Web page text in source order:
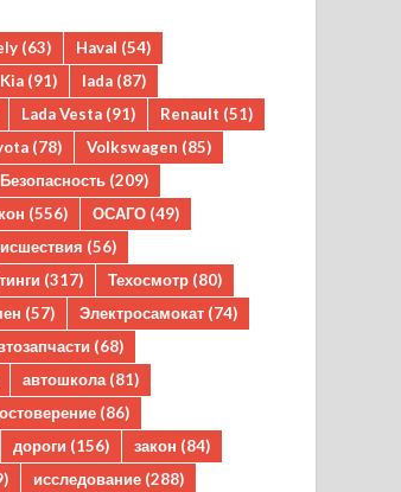
(63) Haval (54)
Kia (91) lada (87)
Lada Vesta (91) Renault (51)
(78) Volkswagen (85)
Безопасность (209)
(556) ОСАГО (49)
(56)
(317) Техосмотр (80)
(57) Электросамокат (74)
(68)
автошкола (81)
(86)
дороги (156) закон (84)
исследование (288)